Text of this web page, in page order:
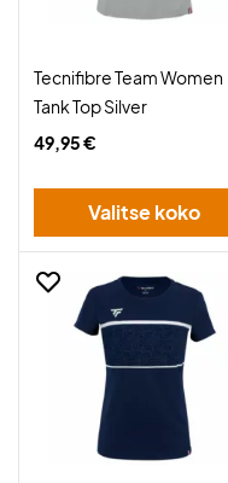
Tecnifibre Team Women
Tank Top Silver
49,95 €
Valitse koko